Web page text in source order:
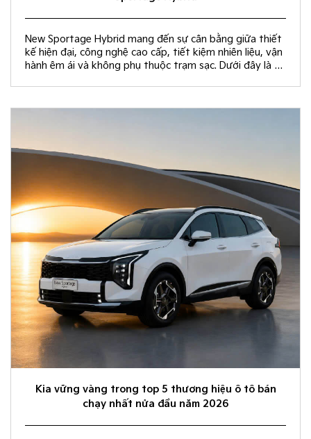
New Sportage Hybrid mang đến sự cân bằng giữa thiết
kế hiện đại, công nghệ cao cấp, tiết kiệm nhiên liệu, vận
hành êm ái và không phụ thuộc trạm sạc. Dưới đây là 10
Kia vững vàng trong top 5 thương hiệu ô tô bán
chạy nhất nửa đầu năm 2026